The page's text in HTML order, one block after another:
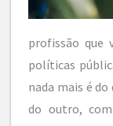
profissão que
políticas
nada mais é
do outro,